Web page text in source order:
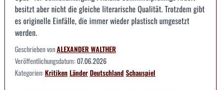
besitzt aber nicht die gleiche literarische Qualität. Trotzdem gibt
es originelle Einfälle, die immer wieder plastisch umgesetzt
werden.
Geschrieben vonALEXANDER WALTHER
Veröffentlichungsdatum:07.06.2026
Kategorien:KritikenLänderDeutschlandSchauspiel